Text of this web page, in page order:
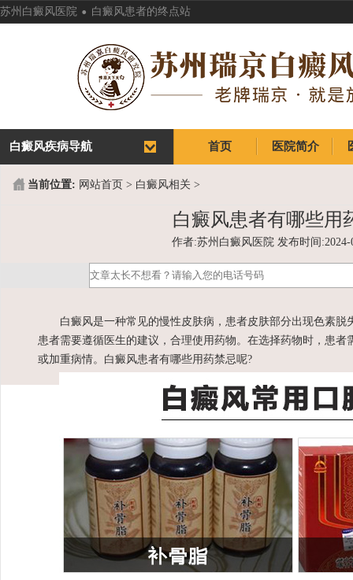
苏州白癜风医院 . 白癜风患者的终点站
首页 医院简介
白癜风疾病导航
当前位置: 网站首页 > 白癜风相关 >
白癜风患者有哪些用
作者:苏州白癜风医院 发布时间:2024-
白癜风是一种常见的慢性皮肤病，患者皮肤部分出现色素脱
患者需要遵循医生的建议，合理使用药物。在选择药物时，患
或加重病情。白癜风患者有哪些用药禁忌呢?